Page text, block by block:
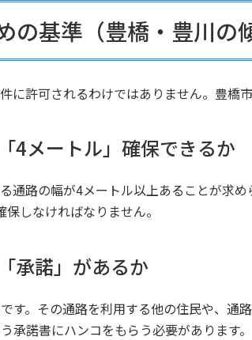
の基準（豊橋・豊川の
に許可されるわけではありません。豊
4メートル」確保できるか
通路の幅が4メートル以上あることが求
しなければなりません。
承諾」があるか
す。その通路を利用する他の住民や、
承諾書にハンコをもらう必要があります。